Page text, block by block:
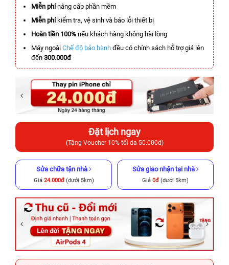
Miễn phínâng cấp phần mềm
Miễn phíkiểm tra, vệ sinh và báo lỗi thiết bị
Hoàn tiền 100% nếu khách hàng không hài lòng
Máy ngoài Chế độ bảo hành đều có chính sách hỗ trợ giá lên
đến 300.000đ
Đặt lịch ngay
(Tặng Voucher 10% tối đa 50.000đ)
Sửa chữa tận nhà
Giá 24.000đ(dưới 5km)
Sửa giao nhận tại nhà
Giá 0đ (dưới 5km)